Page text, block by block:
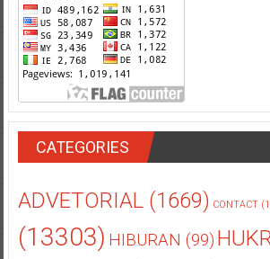
CATEGORIES
ADVETORIAL(1669) CONTACT
(13303) HIBURAN (99)